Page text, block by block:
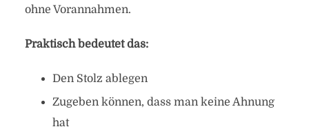
ohne Vorannahmen.
Praktisch bedeutet das:
Den Stolz ablegen
Zugeben können, dass man keine Ahnung
hat